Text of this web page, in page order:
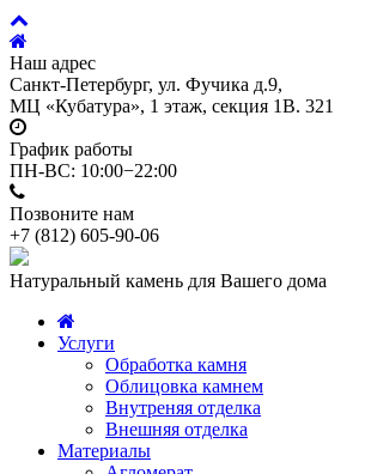
Наш адрес
Санкт-Петербург, ул. Фучика д.9,
МЦ «Кубатура», 1 этаж, секция 1В. 321
График работы
ПН-ВС: 10:00−22:00
Позвоните нам
+7 (812) 605-90-06
Натуральный камень для Вашего дома
Услуги
Обработка камня
Облицовка камнем
Внутреняя отделка
Внешняя отделка
Материалы